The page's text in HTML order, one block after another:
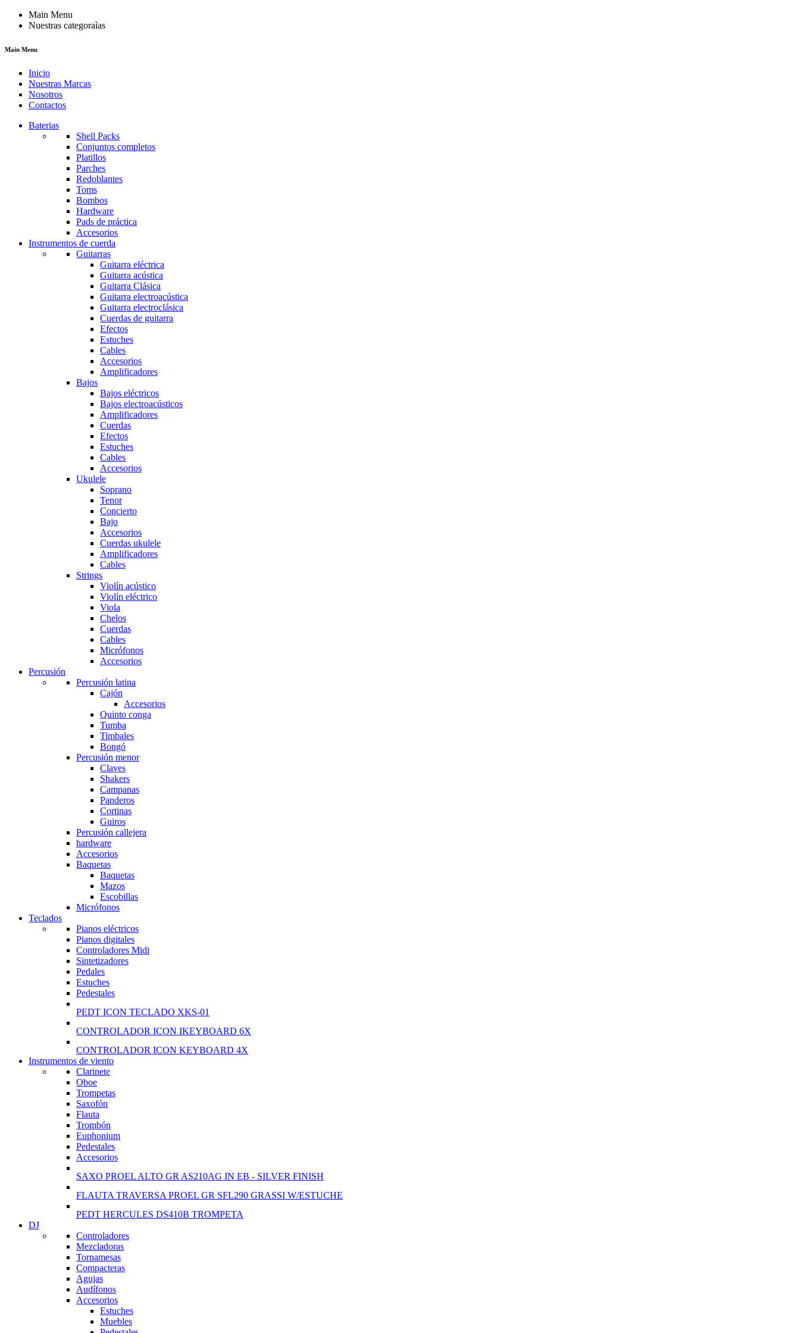
Main Menu
Nuestras categoraìas
Main Menu
Inicio
Nuestras Marcas
Nosotros
Contactos
Baterias
Shell Packs
Conjuntos completos
Platillos
Parches
Redoblantes
Toms
Bombos
Hardware
Pads de práctica
Accesorios
Instrumentos de cuerda
Guitarras
Guitarra eléctrica
Guitarra acústica
Guitarra Clásica
Guitarra electroacústica
Guitarra electroclásica
Cuerdas de guitarra
Efectos
Estuches
Cables
Accesorios
Amplificadores
Bajos
Bajos eléctricos
Bajos electroacústicos
Amplificadores
Cuerdas
Efectos
Estuches
Cables
Accesorios
Ukulele
Soprano
Tenor
Concierto
Bajo
Accesorios
Cuerdas ukulele
Amplificadores
Cables
Strings
Violín acústico
Violín eléctrico
Viola
Chelos
Cuerdas
Cables
Micrófonos
Accesorios
Percusión
Percusión latina
Cajón
Accesorios
Quinto conga
Tumba
Timbales
Bongó
Percusión menor
Claves
Shakers
Campanas
Panderos
Cortinas
Guiros
Percusión callejera
hardware
Accesorios
Baquetas
Baquetas
Mazos
Escobillas
Micrófonos
Teclados
Pianos eléctricos
Pianos digitales
Controladores Midi
Sintetizadores
Pedales
Estuches
Pedestales
PEDT ICON TECLADO XKS-01
CONTROLADOR ICON IKEYBOARD 6X
CONTROLADOR ICON KEYBOARD 4X
View more
Instrumentos de viento
Clarinete
Oboe
Trompetas
Saxofón
Flauta
Trombón
Euphonium
Pedestales
Accesorios
SAXO PROEL ALTO GR AS210AG IN EB - SILVER FINISH
FLAUTA TRAVERSA PROEL GR SFL290 GRASSI W/ESTUCHE
PEDT HERCULES DS410B TROMPETA
DJ
Controladores
Mezcladoras
Tornamesas
Compacteras
Agujas
Audífonos
Accesorios
Estuches
Muebles